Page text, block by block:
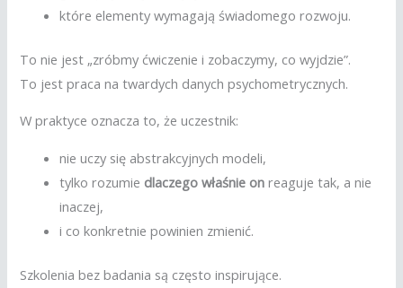
które elementy wymagają świadomego rozwoju.
To nie jest „zróbmy ćwiczenie i zobaczymy, co wyjdzie”.
To jest praca na twardych danych psychometrycznych.
W praktyce oznacza to, że uczestnik:
nie uczy się abstrakcyjnych modeli,
tylko rozumie dlaczego właśnie on reaguje tak, a nie
inaczej,
i co konkretnie powinien zmienić.
Szkolenia bez badania są często inspirujące.